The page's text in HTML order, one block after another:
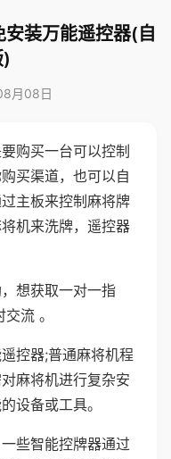
装万能遥控器(自
月08日
购买一台可以控制
买渠道，也可以自
主板来控制麻将牌
机来洗牌，遥控器
想获取一对一指
流 。
控器;普通麻将机程
麻将机进行复杂安
设备或工具。
些智能控牌器通过